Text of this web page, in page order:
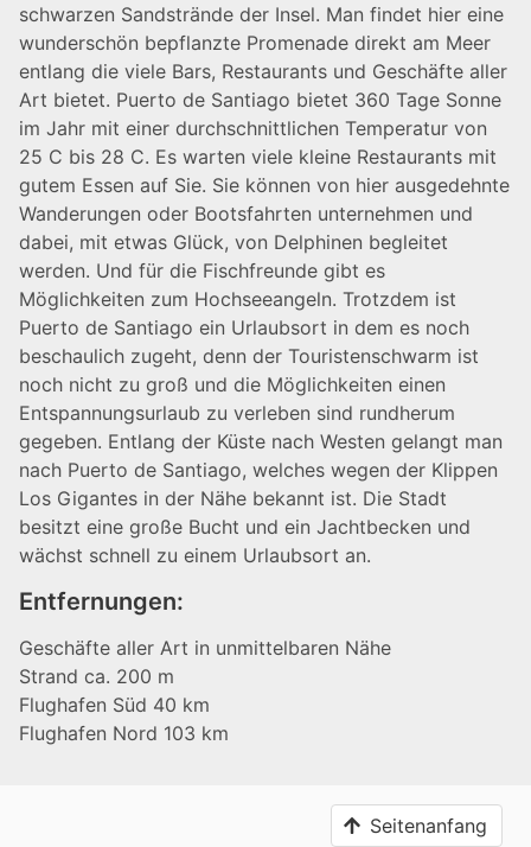
schwarzen Sandstrände der Insel. Man findet hier eine
wunderschön bepflanzte Promenade direkt am Meer
entlang die viele Bars, Restaurants und Geschäfte aller
Art bietet. Puerto de Santiago bietet 360 Tage Sonne
im Jahr mit einer durchschnittlichen Temperatur von
25 C bis 28 C. Es warten viele kleine Restaurants mit
gutem Essen auf Sie. Sie können von hier ausgedehnte
Wanderungen oder Bootsfahrten unternehmen und
dabei, mit etwas Glück, von Delphinen begleitet
werden. Und für die Fischfreunde gibt es
Möglichkeiten zum Hochseeangeln. Trotzdem ist
Puerto de Santiago ein Urlaubsort in dem es noch
beschaulich zugeht, denn der Touristenschwarm ist
noch nicht zu groß und die Möglichkeiten einen
Entspannungsurlaub zu verleben sind rundherum
gegeben. Entlang der Küste nach Westen gelangt man
nach Puerto de Santiago, welches wegen der Klippen
Los Gigantes in der Nähe bekannt ist. Die Stadt
besitzt eine große Bucht und ein Jachtbecken und
wächst schnell zu einem Urlaubsort an.
Entfernungen:
Geschäfte aller Art in unmittelbaren Nähe
Strand ca. 200 m
Flughafen Süd 40 km
Flughafen Nord 103 km
Seitenanfang